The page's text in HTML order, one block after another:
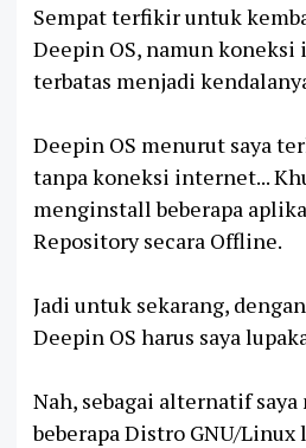
Sempat terfikir untuk
Deepin OS, namun
terbatas menjadi
Deepin OS menurut saya
tanpa koneksi internet...
menginstall beberapa
Repository secara Offline.
Jadi untuk sekarang,
Deepin OS harus saya
Nah, sebagai alternatif
beberapa Distro GNU/